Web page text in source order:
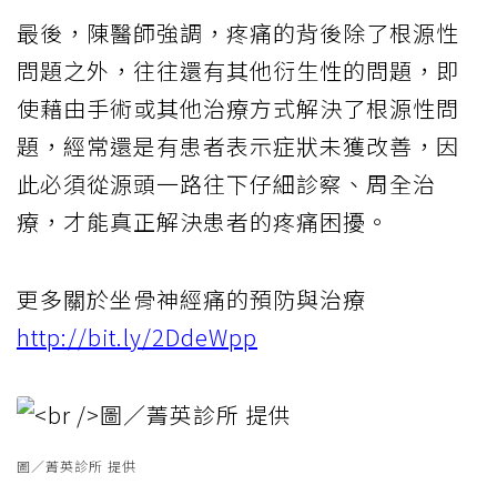
最後，陳醫師強調，疼痛的背後除了根源性
問題之外，往往還有其他衍生性的問題，即
使藉由手術或其他治療方式解決了根源性問
題，經常還是有患者表示症狀未獲改善，因
此必須從源頭一路往下仔細診察、周全治
療，才能真正解決患者的疼痛困擾。
更多關於坐骨神經痛的預防與治療
http://bit.ly/2DdeWpp
圖／菁英診所 提供